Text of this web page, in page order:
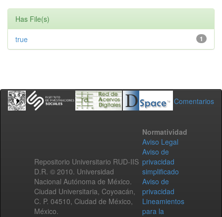
Has File(s)
1
true
Comentarios
Repositorio Universitario RUD-IIS
D.R. © 2010. Universidad
Nacional Autónoma de México.
Ciudad Universitaria, Coyoacán,
C. P. 04510, Ciudad de México,
México.
Normatividad
Aviso Legal
Aviso de
privacidad
simplificado
Aviso de
privacidad
Lineamientos
para la